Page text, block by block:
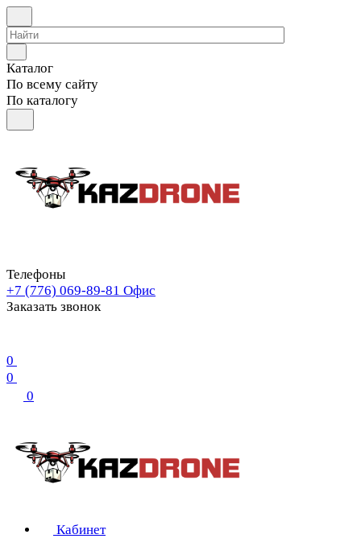
Каталог
По всему сайту
По каталогу
Телефоны
+7 (776) 069-89-81 Офис
Заказать звонок
0
0
0
Кабинет